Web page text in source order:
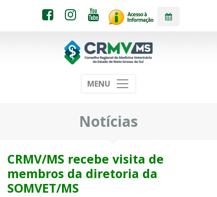
MENU
Notícias
CRMV/MS recebe visita de
membros da diretoria da
SOMVET/MS